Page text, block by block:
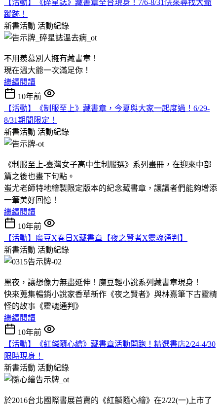
【活動】《碎星誌》藏書章全台現身！7/6-8/31快來尋找大爺
蹤跡！
新書活動 活動紀錄
不用羨慕別人擁有藏書章！
現在溫大爺一次滿足你！
繼續閱讀
10年前
【活動】《制服至上》藏書章，今夏與大家一起度過！6/29-
8/31期間限定！
新書活動 活動紀錄
《制服至上-臺灣女子高中生制服選》系列畫冊，在迎來中部
篇之後也畫下句點。
蚩尤老師特地繪製限定版本的紀念藏書章，讓讀者們能夠增添
一筆美好回憶！
繼續閱讀
10年前
【活動】魔豆X春日X藏書章【夜之賢者X靈魂通判】
新書活動 活動紀錄
黑夜，讓想像力無盡延伸！魔豆輕小說系列藏書章現身！
快來蒐集暢銷小說家香草新作《夜之賢者》與林熹筆下古靈精
怪的故事《靈魂通判》
繼續閱讀
10年前
【活動】《紅麟隨心繪》藏書章活動開跑！精選書店2/24-4/30
限時現身！
新書活動 活動紀錄
於2016台北國際書展首賣的《紅麟隨心繪》在2/22(一)上市了